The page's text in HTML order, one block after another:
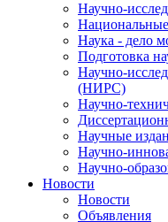
Научно-
Наука - дело
Подготовка
Научно-
(НИРС)
Научно-
Научные
Научно-
Научно-
Новости
Новости
Объявления